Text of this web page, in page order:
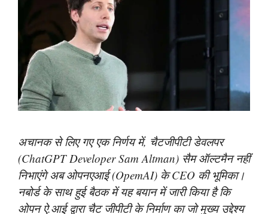
अचानक से लिए गए एक निर्णय में, चैटजीपीटी डेवलपर
(ChatGPT Developer Sam Altman) सैम ऑल्टमैन नहीं
निभाएंगे अब ओपनएआई (OpemAI) के CEO की भूमिका।
नबोर्ड के साथ हुई बैठक में यह बयान में जारी किया है कि
ओपन ऐ.आई द्वारा चैट जीपीटी के निर्माण का जो मुख्य उद्देश्य